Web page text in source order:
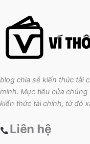
blog chia sẻ kiến thức tài
minh. Mục tiêu của
kiến thức tài chính, từ đó
Liên hệ